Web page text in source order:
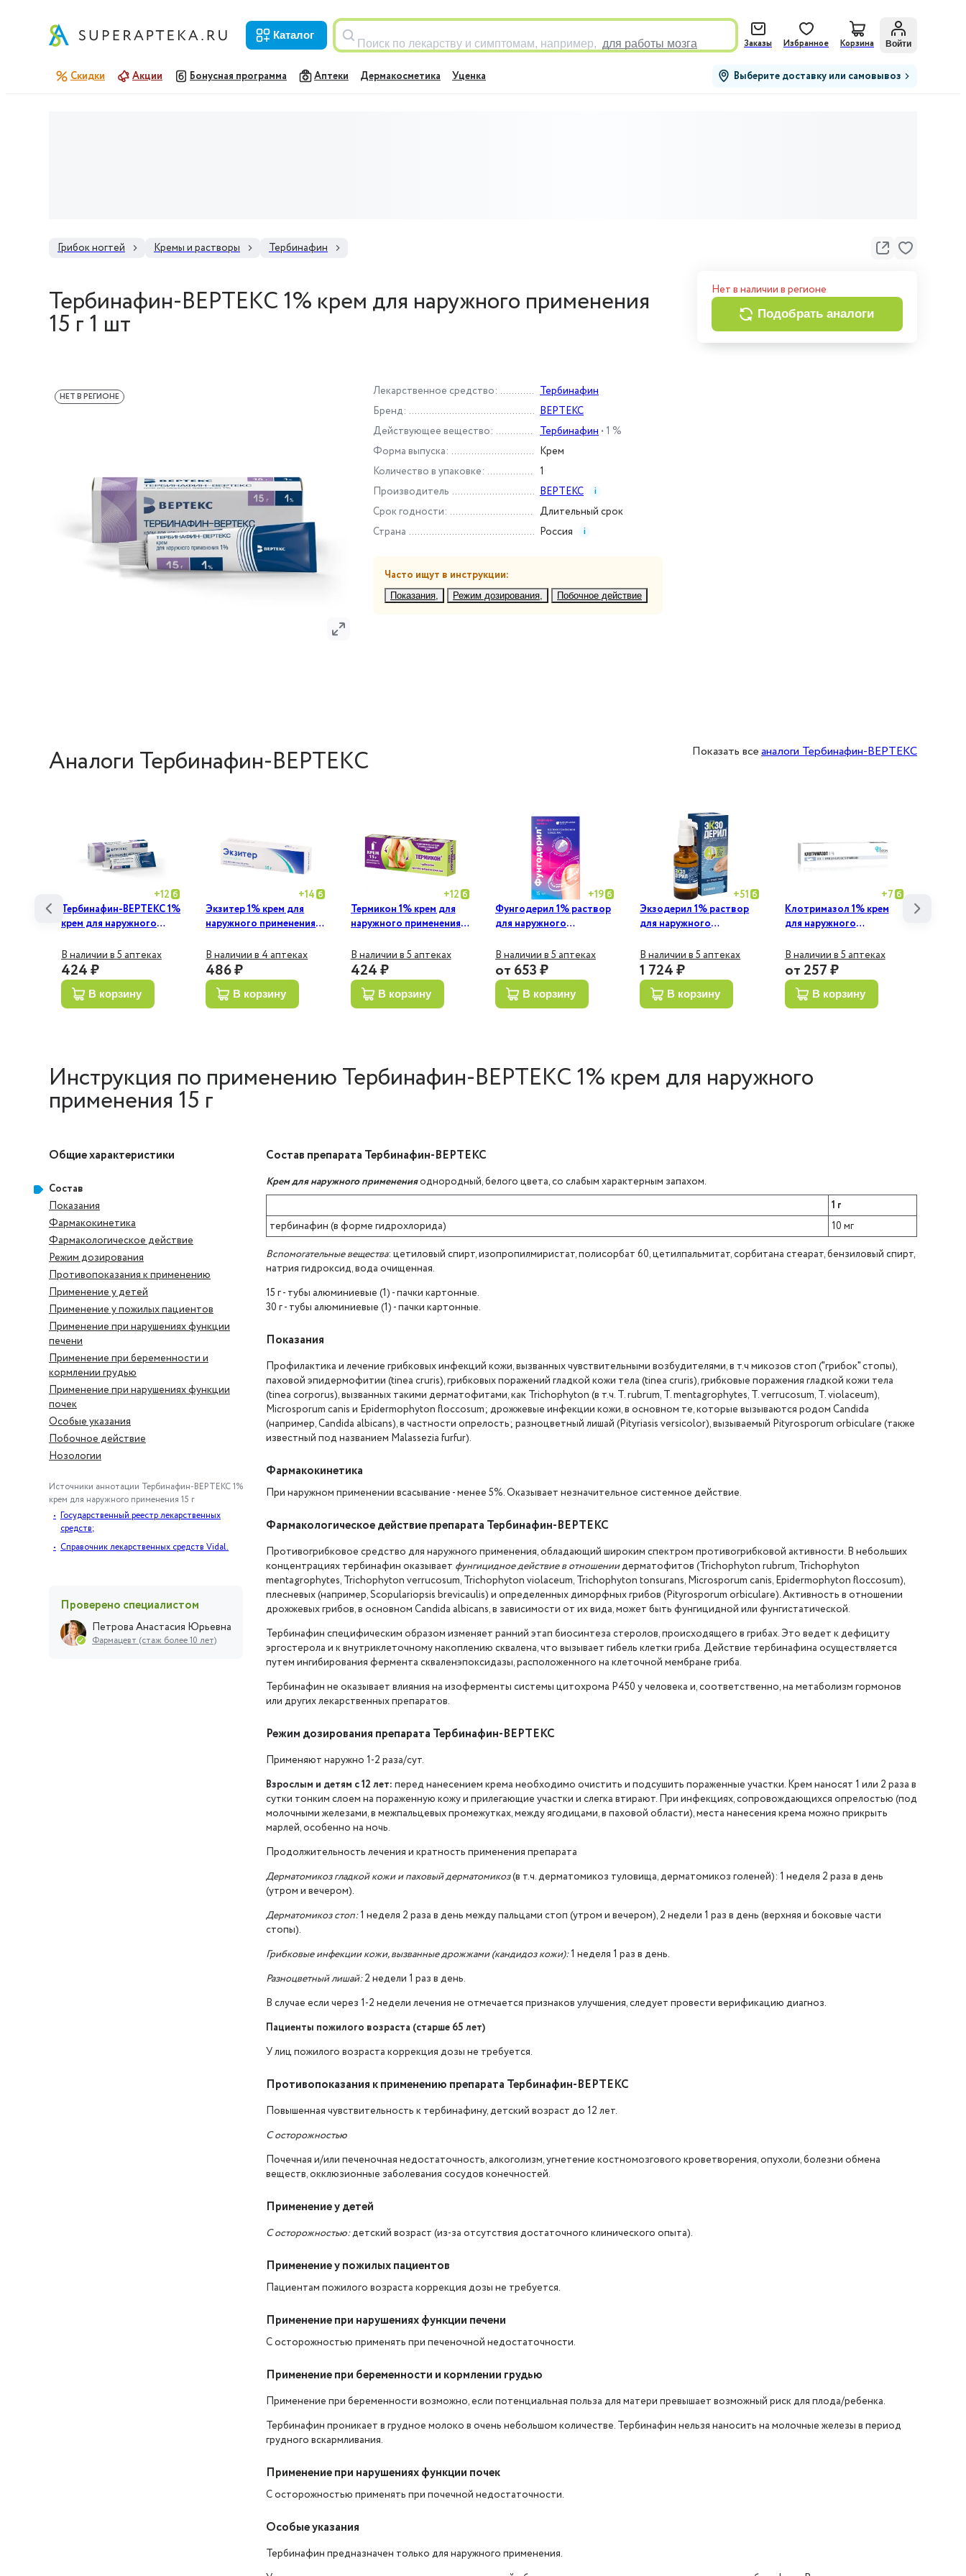
каталог
Поиск по лекарству и симптомам, например, для работы мозга Заказы Избранное Корзина Войти
Скидки Акции Бонусная программа Аптеки Дермакосметика Уценка Выберите доставку или самовывоз
Грибок ногтей Кремы и растворы Тербинафин
Тербинафин-ВЕРТЕКС 1% крем для наружного применения
15 г 1 шт
НЕТ В РЕГИОНЕ
Лекарственное средство :
Тербинафин
Бренд :
ВЕРТЕКС
Действующее вещество : Тербинафин • 1 %
Форма выпуска :
Крем
Количество в упаковке :
1
Производитель
ВЕРТЕКС i
Срок годности :
Длительный срок
Страна
Россия i
Часто ищут в инструкции:
Показания Режим дозирования Побочное действие
Нет в наличии в регионе
подобрать аналоги
Аналоги Тербинафин-ВЕРТЕКС Показать все аналоги Тербинафин-ВЕРТЕКС
+12
Тербинафин-ВЕРТЕКС 1%
крем для наружного
В наличии в 5 аптеках
424 ₽
в корзину
+14
Экзитер 1% крем для
наружного применения
В наличии в 4 аптеках
486 ₽
в корзину
+12
Термикон 1% крем для
наружного применения
В наличии в 5 аптеках
424 ₽
в корзину
+19
Фунгодерил 1% раствор
для наружного
В наличии в 5 аптеках
от 653 ₽
в корзину
+51
Экзодерил 1% раствор
для наружного
В наличии в 5 аптеках
1 724 ₽
в корзину
+7
Клотримазол 1% крем
для наружного
В наличии в 5 аптеках
от 257 ₽
в корзину
Инструкция по применению Тербинафин-ВЕРТЕКС 1% крем для наружного
применения 15 г
Общие характеристики
Состав
Показания
Фармакокинетика
Фармакологическое действие
Режим дозирования
Противопоказания к применению
Применение у детей
Применение у пожилых пациентов
Применение при нарушениях функции
печени
Применение при беременности и
кормлении грудью
Применение при нарушениях функции
почек
Особые указания
Побочное действие
Нозологии
Источники аннотации
Тербинафин-ВЕРТЕКС 1%
крем для наружного применения 15 г
Государственный реестр лекарственных
средств;
Справочник лекарственных средств Vidal.
Проверено специалистом
Петрова Анастасия Юрьевна
Фармацевт (стаж более 10 лет)
Состав препарата Тербинафин-ВЕРТЕКС
Крем для наружного примененияоднородный, белого цвета, со слабым характерным запахом.
1 г
тербинафин (в форме гидрохлорида) 10 мг
Вспомогательные вещества: цетиловый спирт, изопропилмиристат, полисорбат 60, цетилпальмитат, сорбитана стеарат, бензиловый спирт,
натрия гидроксид, вода очищенная.
15 г - тубы алюминиевые (1) - пачки картонные.
30 г - тубы алюминиевые (1) - пачки картонные.
Показания
Профилактика и лечение грибковых инфекций кожи, вызванных чувствительными возбудителями, в т.ч микозов стоп ("грибок" стопы),
паховой эпидермофитии (tinea cruris), грибковых поражений гладкой кожи тела (tinea cruris), грибковые поражения гладкой кожи тела
(tinea corporus), вызванных такими дерматофитами, как Trichophyton (в т.ч. Т. rubrum, Т. mentagrophytes, Т. verrucosum, Т. violaceum),
Microsporum canis и Epidermophyton floccosum; дрожжевые инфекции кожи, в основном те, которые вызываются родом Candida
(например, Candida albicans), в частности опрелость; разноцветный лишай (Pityriasis versicolor), вызываемый Pityrosporum orbiculare (также
известный под названием Malassezia furfur).
Фармакокинетика
При наружном применении всасывание - менее 5%. Оказывает незначительное системное действие.
Фармакологическое действие препарата Тербинафин-ВЕРТЕКС
Противогрибковое средство для наружного применения, обладающий широким спектром противогрибковой активности. В небольших
концентрациях тербинафин оказывает фунгицидное действие в отношениидерматофитов (Trichophyton rubrum, Trichophyton
mentagrophytes, Trichophyton verrucosum, Trichophyton violaceum, Trichophyton tonsurans, Microsporum canis, Epidermophyton floccosum),
плесневых (например, Scopulariopsis brevicaulis) и определенных диморфных грибов (Pityrosporum orbiculare). Активность в отношении
дрожжевых грибов, в основном Candida albicans, в зависимости от их вида, может быть фунгицидной или фунгистатической.
Тербинафин специфическим образом изменяет ранний этап биосинтеза стеролов, происходящего в грибах. Это ведет к дефициту
эргостерола и к внутриклеточному накоплению сквалена, что вызывает гибель клетки гриба. Действие тербинафина осуществляется
путем ингибирования фермента скваленэпоксидазы, расположенного на клеточной мембране гриба.
Тербинафин не оказывает влияния на изоферменты системы цитохрома Р450 у человека и, соответственно, на метаболизм гормонов
или других лекарственных препаратов.
Режим дозирования препарата Тербинафин-ВЕРТЕКС
Применяют наружно 1-2 раза/сут.
Взрослым и детям с 12 лет: перед нанесением крема необходимо очистить и подсушить пораженные участки. Крем наносят 1 или 2 раза в
сутки тонким слоем на пораженную кожу и прилегающие участки и слегка втирают. При инфекциях, сопровождающихся опрелостью (под
молочными железами, в межпальцевых промежутках, между ягодицами, в паховой области), места нанесения крема можно прикрыть
марлей, особенно на ночь.
Продолжительность лечения и кратность применения препарата
Дерматомикоз гладкой кожи и паховый дерматомикоз(в т.ч. дерматомикоз туловища, дерматомикоз голеней): 1 неделя 2 раза в день
(утром и вечером).
Дерматомикоз стоп:1 неделя 2 раза в день между пальцами стоп (утром и вечером), 2 недели 1 раз в день (верхняя и боковые части
стопы).
Грибковые инфекции кожи, вызванные дрожжами (кандидоз кожи):1 неделя 1 раз в день.
Разноцветный лишай:2 недели 1 раз в день.
В случае если через 1-2 недели лечения не отмечается признаков улучшения, следует провести верификацию диагноз.
Пациенты пожилого возраста (старше 65 лет)
У лиц пожилого возраста коррекция дозы не требуется.
Противопоказания к применению препарата Тербинафин-ВЕРТЕКС
Повышенная чувствительность к тербинафину, детский возраст до 12 лет.
С осторожностью
Почечная и/или печеночная недостаточность, алкоголизм, угнетение костномозгового кроветворения, опухоли, болезни обмена
веществ, окклюзионные заболевания сосудов конечностей.
Применение у детей
С осторожностью:детский возраст (из-за отсутствия достаточного клинического опыта).
Применение у пожилых пациентов
Пациентам пожилого возраста коррекция дозы не требуется.
Применение при нарушениях функции печени
С осторожностью применять при печеночной недостаточности.
Применение при беременности и кормлении грудью
Применение при беременности возможно, если потенциальная польза для матери превышает возможный риск для плода/ребенка.
Тербинафин проникает в грудное молоко в очень небольшом количестве. Тербинафин нельзя наносить на молочные железы в период
грудного вскармливания.
Применение при нарушениях функции почек
С осторожностью применять при почечной недостаточности.
Особые указания
Тербинафин предназначен только для наружного применения.